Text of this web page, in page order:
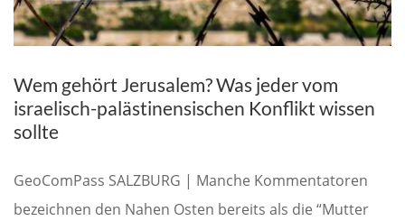
Wem gehört Jerusalem? Was jeder vom
israelisch-palästinensischen Konflikt wissen
sollte
GeoComPass SALZBURG | Manche Kommentatoren
bezeichnen den Nahen Osten bereits als die “Mutter